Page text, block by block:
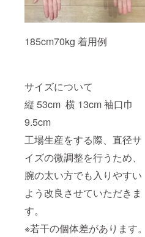
185cm70kg 着用例
サイズについて
縦 53cm 横 13cm 袖口巾
9.5cm
工場生産をする際、直径サ
イズの微調整を行うため、
腕の太い方でも入りやすい
よう改良させていただきま
す。
※若干の個体差があります。